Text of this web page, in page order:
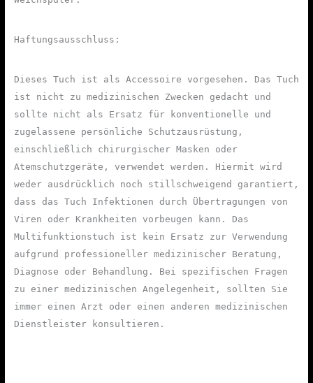
Haftungsausschluss:
Dieses Tuch ist als Accessoire vorgesehen. Das Tuch
ist nicht zu medizinischen Zwecken gedacht und
sollte nicht als Ersatz für konventionelle und
zugelassene persönliche Schutzausrüstung,
einschließlich chirurgischer Masken oder
Atemschutzgeräte, verwendet werden. Hiermit wird
weder ausdrücklich noch stillschweigend garantiert,
dass das Tuch Infektionen durch Übertragungen von
Viren oder Krankheiten vorbeugen kann. Das
Multifunktionstuch ist kein Ersatz zur Verwendung
aufgrund professioneller medizinischer Beratung,
Diagnose oder Behandlung. Bei spezifischen Fragen
zu einer medizinischen Angelegenheit, sollten Sie
immer einen Arzt oder einen anderen medizinischen
Dienstleister konsultieren.